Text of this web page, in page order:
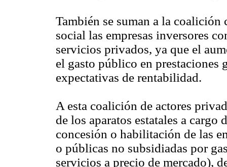
También se suman a la
social las empresas inversores
servicios privados, ya que el
el gasto público en prestaciones
expectativas de rentabilidad.
A esta coalición de actores
de los aparatos estatales a
concesión o habilitación de las
o públicas no subsidiadas por
servicios a precio de mercado),